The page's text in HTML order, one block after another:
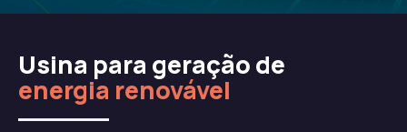
Usina para geração de
energia renovável